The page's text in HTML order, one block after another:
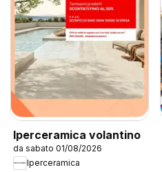
Iperceramica volantino
da sabato 01/08/2026
Iperceramica